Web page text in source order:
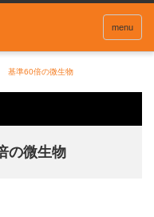
menu
基準60倍の微生物
の微生物